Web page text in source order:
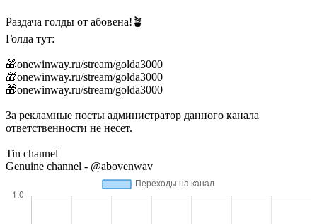
Раздача голды от абовена!🪴
Голда тут:
🎁onewinway.ru/stream/golda3000
🎁onewinway.ru/stream/golda3000
🎁onewinway.ru/stream/golda3000
За рекламные посты администратор данного канала
ответственности не несет.
Tin channel
Genuine channel - @abovenwav